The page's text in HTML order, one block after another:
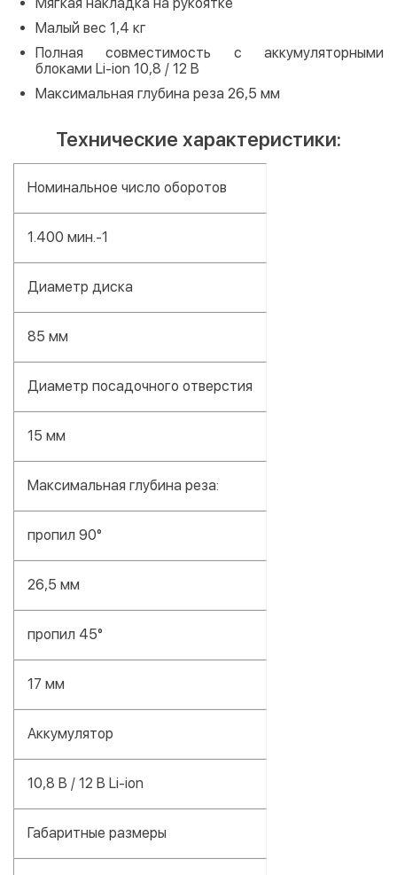
Малый вес 1,4 кг
Полная совместимость с аккумуляторными
блоками Li-ion 10,8 / 12 В
Максимальная глубина реза 26,5 мм
Технические характеристики:
Номинальное число оборотов
1.400 мин.-1
Диаметр диска
85 мм
Диаметр посадочного отверстия
15 мм
Максимальная глубина реза:
пропил 90°
26,5 мм
пропил 45°
17 мм
Аккумулятор
10,8 В / 12 В Li-ion
Габаритные размеры